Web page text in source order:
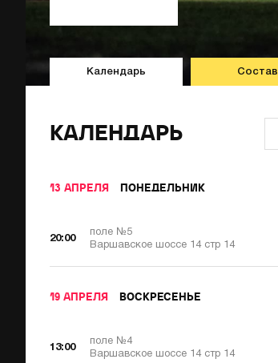
Календарь Состав
КАЛЕНДАРЬ
13 АПРЕЛЯ ПОНЕДЕЛЬНИК
20:00
поле №5
Варшавское шоссе 14 стр 14
19 АПРЕЛЯ ВОСКРЕСЕНЬЕ
13:00
поле №4
Варшавское шоссе 14 стр 14